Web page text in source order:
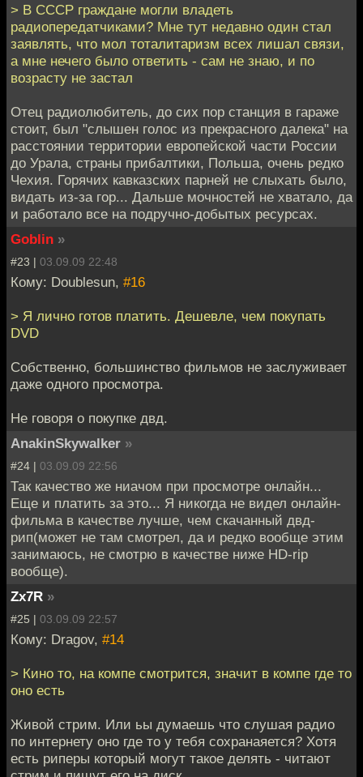
> В СССР граждане могли владеть
радиопередатчиками? Мне тут недавно один стал
заявлять, что мол тоталитаризм всех лишал связи,
а мне нечего было ответить - сам не знаю, и по
возрасту не застал
Отец радиолюбитель, до сих пор станция в гараже
стоит, был "слышен голос из прекрасного далека" на
расстоянии территории европейской части России
до Урала, страны прибалтики, Польша, очень редко
Чехия. Горячих кавказских парней не слыхать было,
видать из-за гор... Дальше мочностей не хватало, да
и работало все на подручно-добытых ресурсах.
Goblin »
#23 | 03.09.09 22:48
Кому: Doublesun, #16
> Я лично готов платить. Дешевле, чем покупать
DVD
Собственно, большинство фильмов не заслуживает
даже одного просмотра.
Не говоря о покупке двд.
AnakinSkywalker »
#24 | 03.09.09 22:56
Так качество же ниачом при просмотре онлайн...
Еще и платить за это... Я никогда не видел онлайн-
фильма в качестве лучше, чем скачанный двд-
рип(может не там смотрел, да и редко вообще этим
занимаюсь, не смотрю в качестве ниже HD-rip
вообще).
Zx7R »
#25 | 03.09.09 22:57
Кому: Dragov, #14
> Кино то, на компе смотрится, значит в компе где то
оно есть
Живой стрим. Или ьы думаешь что слушая радио
по интернету оно где то у тебя сохранаяется? Хотя
есть риперы который могут такое делять - читают